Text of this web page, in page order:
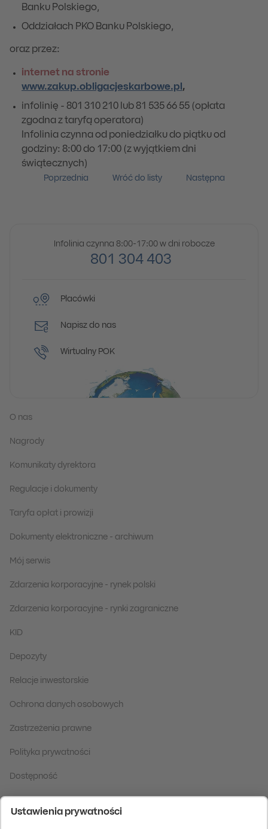
Banku Polskiego,
Oddziałach PKO Banku Polskiego,
oraz przez:
internet na stronie
www.zakup.obligacjeskarbowe.pl ,
infolinię - 801 310 210 lub 81 535 66 55 (opłata
zgodna z taryfą operatora)
Infolinia czynna od poniedziałku do piątku od
godziny: 8:00 do 17:00 (z wyjątkiem dni
świątecznych)
Poprzednia Wróć do listy Następna
Infolinia czynna 8:00-17:00 w dni robocze
801 304 403
Placówki
Napisz do nas
Wirtualny POK
O nas
Nagrody
Komunikaty dyrektora
Regulacje i dokumenty
Taryfa opłat i prowizji
Dokumenty elektroniczne - archiwum
Mój serwis
Zdarzenia korporacyjne - rynek polski
Zdarzenia korporacyjne - rynki zagraniczne
KID
Depozyty
Relacje inwestorskie
Ochrona danych osobowych
Zastrzeżenia prawne
Polityka prywatności
Dostępność